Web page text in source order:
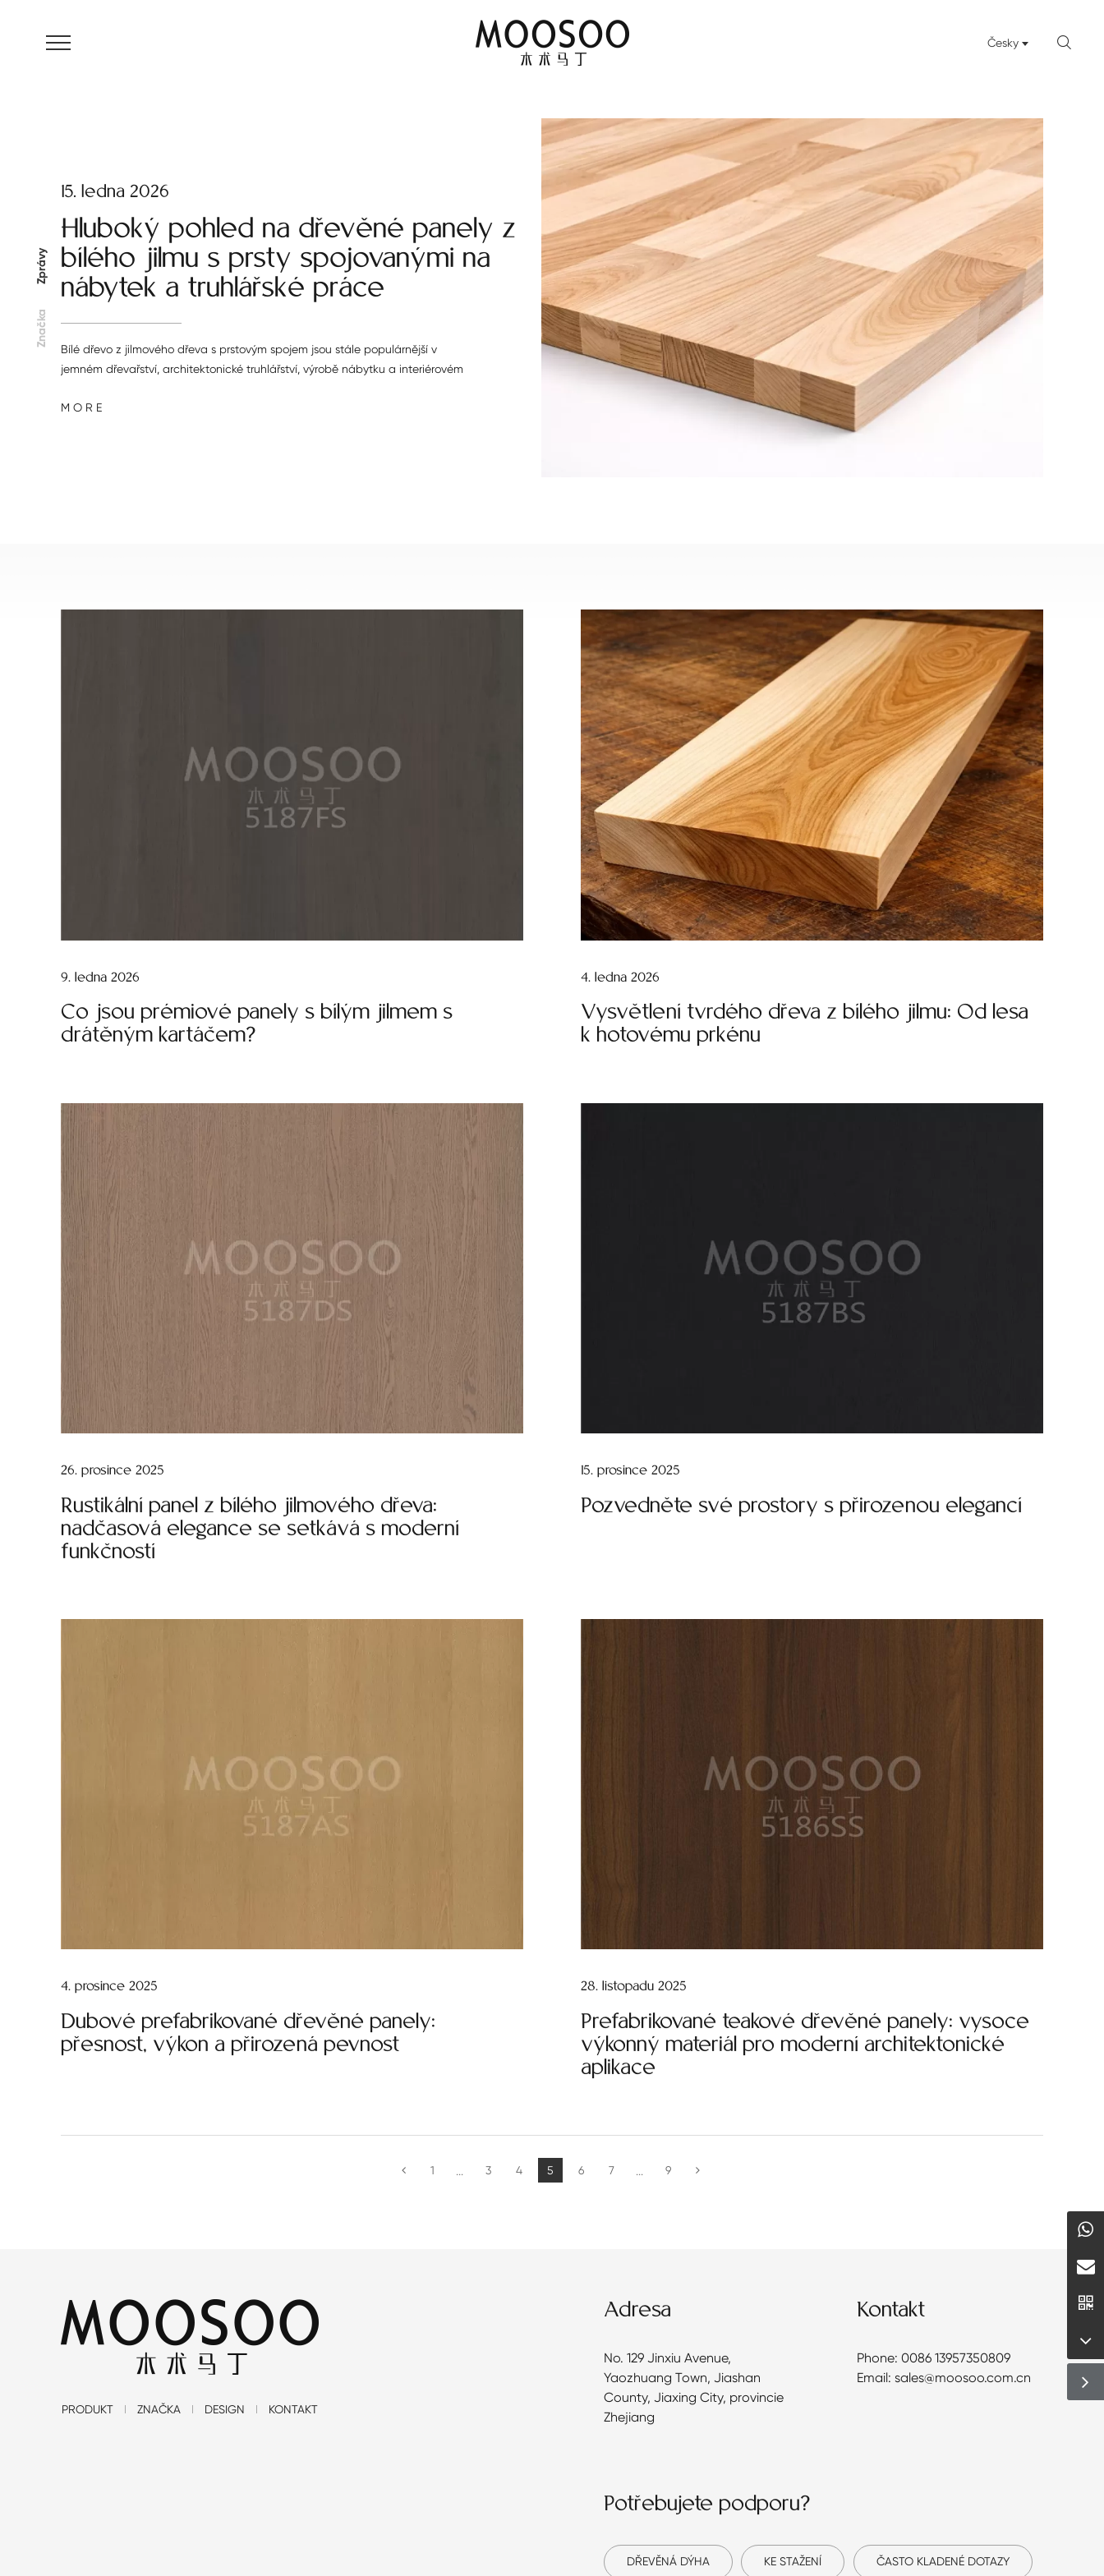
Česky 
Značka
Zprávy
15. ledna 2026
Hluboký pohled na dřevěné panely z
bílého jilmu s prsty spojovanými na
nábytek a truhlářské práce
Bílé dřevo z jilmového dřeva s prstovým spojem jsou stále populárnější v
jemném dřevařství, architektonické truhlářství, výrobě nábytku a interiérovém
M O R E
9. ledna 2026
Co jsou prémiové panely s bílým jilmem s
drátěným kartáčem?
4. ledna 2026
Vysvětlení tvrdého dřeva z bílého jilmu: Od lesa
k hotovému prkénu
26. prosince 2025
Rustikální panel z bílého jilmového dřeva:
nadčasová elegance se setkává s moderní
funkčností
15. prosince 2025
Pozvedněte své prostory s přirozenou elegancí
4. prosince 2025
Dubové prefabrikované dřevěné panely:
přesnost, výkon a přirozená pevnost
28. listopadu 2025
Prefabrikované teakové dřevěné panely: vysoce
výkonný materiál pro moderní architektonické
aplikace
1 ... 3 4 5 6 7 ... 9
PRODUKT ZNAČKA DESIGN KONTAKT
Adresa
No. 129 Jinxiu Avenue,
Yaozhuang Town, Jiashan
County, Jiaxing City, provincie
Zhejiang
Kontakt
Phone: 0086 13957350809
Email: sales@moosoo.com.cn
Potřebujete podporu?
DŘEVĚNÁ DÝHA KE STAŽENÍ ČASTO KLADENÉ DOTAZY